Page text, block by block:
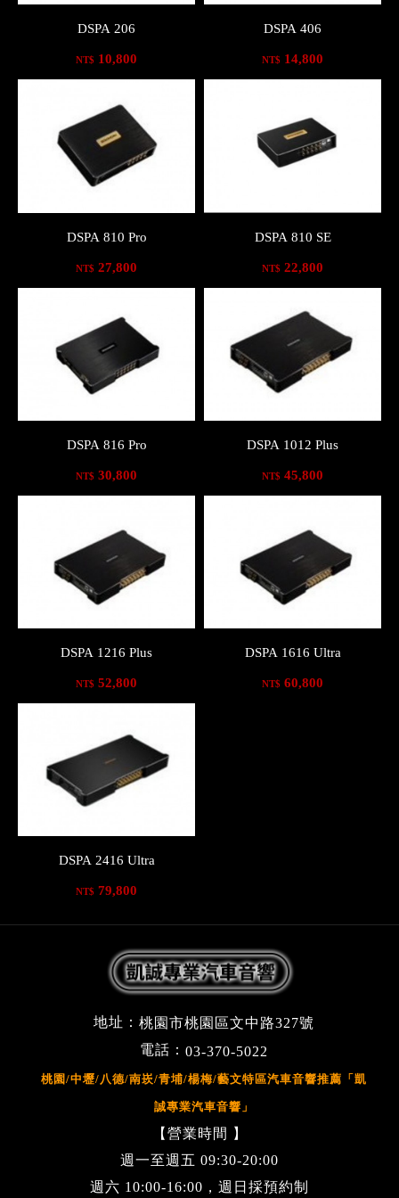
DSPA 206
NT$ 10,800
DSPA 406
NT$ 14,800
DSPA 810 Pro
NT$ 27,800
DSPA 810 SE
NT$ 22,800
DSPA 816 Pro
NT$ 30,800
DSPA 1012 Plus
NT$ 45,800
DSPA 1216 Plus
NT$ 52,800
DSPA 1616 Ultra
NT$ 60,800
DSPA 2416 Ultra
NT$ 79,800
地址： 桃園市桃園區文中路327號
電話： 03-370-5022
桃園/中壢/八德/南崁/青埔/楊梅/藝文特區汽車音響推薦「凱
誠專業汽車音響」
【營業時間 】
週一至週五 09:30-20:00
週六 10:00-16:00，週日採預約制